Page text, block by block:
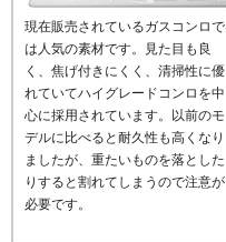
現在販売されているガスコンロで
は人気の素材です。見た目も良
く、焦げ付きにくく、清掃性に優
れていてハイグレードコンロを中
心に採用されています。以前のモ
デルに比べると耐久性も高くなり
ましたが、重たいものを落とした
りすると割れてしまうので注意が
必要です。